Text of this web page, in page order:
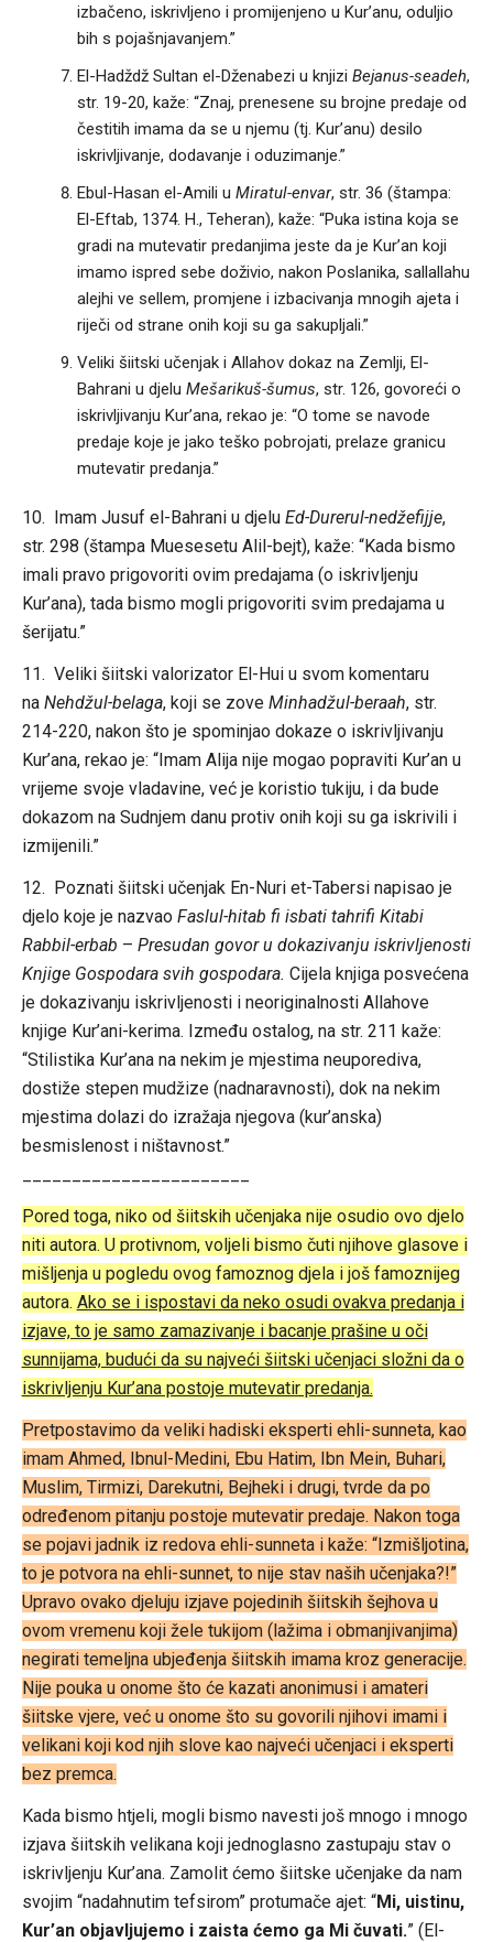
izbačeno, iskrivljeno i promijenjeno u Kur’anu, oduljio
bih s pojašnjavanjem.”
El-Hadždž Sultan el-Dženabezi u knjizi Bejanus-seadeh,
str. 19-20, kaže: “Znaj, prenesene su brojne predaje od
čestitih imama da se u njemu (tj. Kur’anu) desilo
iskrivljivanje, dodavanje i oduzimanje.”
Ebul-Hasan el-Amili u Miratul-envar, str. 36 (štampa:
El-Eftab, 1374. H., Teheran), kaže: “Puka istina koja se
gradi na mutevatir predanjima jeste da je Kur’an koji
imamo ispred sebe doživio, nakon Poslanika, sallallahu
alejhi ve sellem, promjene i izbacivanja mnogih ajeta i
riječi od strane onih koji su ga sakupljali.”
Veliki šiitski učenjak i Allahov dokaz na Zemlji, El-
Bahrani u djelu Mešarikuš-šumus, str. 126, govoreći o
iskrivljivanju Kur’ana, rekao je: “O tome se navode
predaje koje je jako teško pobrojati, prelaze granicu
mutevatir predanja.”
10. Imam Jusuf el-Bahrani u djelu Ed-Durerul-nedžefijje,
str. 298 (štampa Muesesetu Alil-bejt), kaže: “Kada bismo
imali pravo prigovoriti ovim predajama (o iskrivljenju
Kur’ana), tada bismo mogli prigovoriti svim predajama u
šerijatu.”
11. Veliki šiitski valorizator El-Hui u svom komentaru
na Nehdžul-belaga, koji se zove Minhadžul-beraah, str.
214-220, nakon što je spominjao dokaze o iskrivljivanju
Kur’ana, rekao je: “Imam Alija nije mogao popraviti Kur’an u
vrijeme svoje vladavine, već je koristio tukiju, i da bude
dokazom na Sudnjem danu protiv onih koji su ga iskrivili i
izmijenili.”
12. Poznati šiitski učenjak En-Nuri et-Tabersi napisao je
djelo koje je nazvao Faslul-hitab fi isbati tahrifi Kitabi
Rabbil-erbab – Presudan govor u dokazivanju iskrivljenosti
Knjige Gospodara svih gospodara. Cijela knjiga posvećena
je dokazivanju iskrivljenosti i neoriginalnosti Allahove
knjige Kur’ani-kerima. Između ostalog, na str. 211 kaže:
“Stilistika Kur’ana na nekim je mjestima neuporediva,
dostiže stepen mudžize (nadnaravnosti), dok na nekim
mjestima dolazi do izražaja njegova (kur’anska)
besmislenost i ništavnost.”
Pored toga, niko od šiitskih učenjaka nije osudio ovo djelo
niti autora. U protivnom, voljeli bismo čuti njihove glasove i
mišljenja u pogledu ovog famoznog djela i još famoznijeg
autora. Ako se i ispostavi da neko osudi ovakva predanja i
izjave, to je samo zamazivanje i bacanje prašine u oči
sunnijama, budući da su najveći šiitski učenjaci složni da o
iskrivljenju Kur’ana postoje mutevatir predanja.
Pretpostavimo da veliki hadiski eksperti ehli-sunneta, kao
imam Ahmed, Ibnul-Medini, Ebu Hatim, Ibn Mein, Buhari,
Muslim, Tirmizi, Darekutni, Bejheki i drugi, tvrde da po
određenom pitanju postoje mutevatir predaje. Nakon toga
se pojavi jadnik iz redova ehli-sunneta i kaže: “Izmišljotina,
to je potvora na ehli-sunnet, to nije stav naših učenjaka?!”
Upravo ovako djeluju izjave pojedinih šiitskih šejhova u
ovom vremenu koji žele tukijom (lažima i obmanjivanjima)
negirati temeljna ubjeđenja šiitskih imama kroz generacije.
Nije pouka u onome što će kazati anonimusi i amateri
šiitske vjere, već u onome što su govorili njihovi imami i
velikani koji kod njih slove kao najveći učenjaci i eksperti
bez premca.
Kada bismo htjeli, mogli bismo navesti još mnogo i mnogo
izjava šiitskih velikana koji jednoglasno zastupaju stav o
iskrivljenju Kur’ana. Zamolit ćemo šiitske učenjake da nam
svojim “nadahnutim tefsirom” protumače ajet: “Mi, uistinu,
Kur’an objavljujemo i zaista ćemo ga Mi čuvati.” (El-